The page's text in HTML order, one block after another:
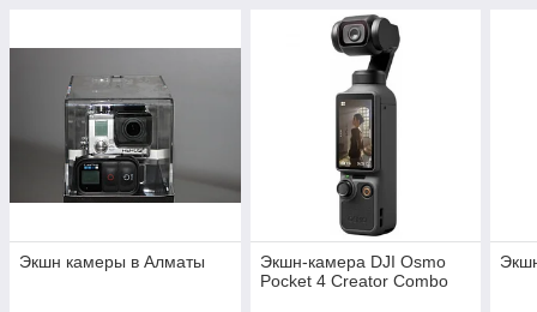
Экшн камеры в Алматы
Экшн-камера DJI Osmo
Pocket 4 Creator Combo